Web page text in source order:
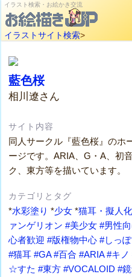
イラスト検索・お絵かき交流
イラストサイト検索>
藍色桜
相川遼さん
サイト内容
同人サークル『藍色桜』のホ
ージです。ARIA、G・A、初
ク、東方等を描いています。
カテゴリとタグ
*水彩塗り *少女 *猫耳・擬人化
ァンゲリオン #美少女 #男性
心者歓迎 #版権物中心 #しっぽ
#猫耳 #GA #百合 #ARIA #キノ
☆すた #東方 #VOCALOID #